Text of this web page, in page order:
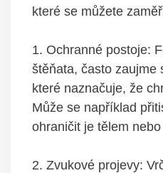
⁤které se můžete
1. ‌Ochranné postoje:
štěňata,⁣ často zaujme‌
které ‌naznačuje,⁣ že
Může se například
ohraničit je ‌tělem⁢
2. Zvukové projevy: